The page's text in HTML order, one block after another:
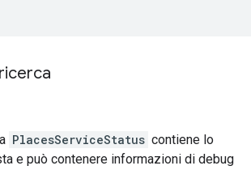
PlacesServiceStatus contiene lo
e può contenere informazioni di debug